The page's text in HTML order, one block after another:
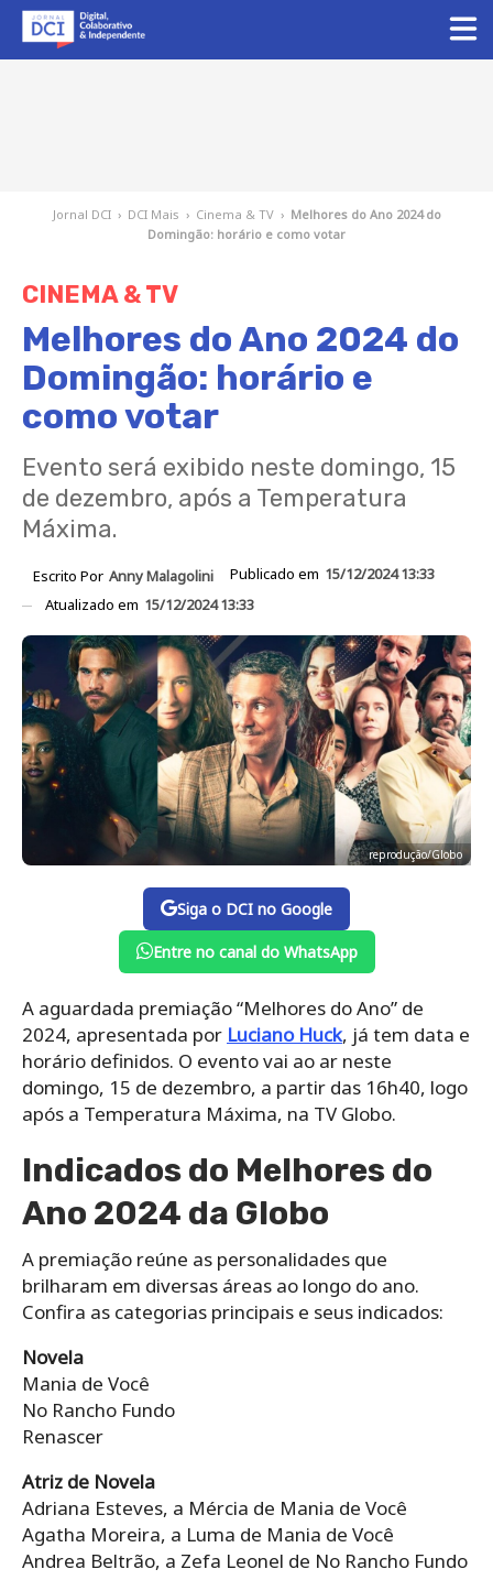
Jornal DCI › DCI Mais › Cinema & TV › Melhores do Ano 2024 do
Domingão: horário e como votar
CINEMA & TV
Melhores do Ano 2024 do
Domingão: horário e
como votar
Evento será exibido neste domingo, 15
de dezembro, após a Temperatura
Máxima.
Escrito Por Anny Malagolini Publicado em 15/12/2024 13:33
Atualizado em 15/12/2024 13:33
reprodução/Globo
Siga o DCI no Google
Entre no canal do WhatsApp
A aguardada premiação “Melhores do Ano” de
2024, apresentada por Luciano Huck, já tem data e
horário definidos. O evento vai ao ar neste
domingo, 15 de dezembro, a partir das 16h40, logo
após a Temperatura Máxima, na TV Globo.
Indicados do Melhores do
Ano 2024 da Globo
A premiação reúne as personalidades que
brilharam em diversas áreas ao longo do ano.
Confira as categorias principais e seus indicados:
Novela
Mania de Você
No Rancho Fundo
Renascer
Atriz de Novela
Adriana Esteves, a Mércia de Mania de Você
Agatha Moreira, a Luma de Mania de Você
Andrea Beltrão, a Zefa Leonel de No Rancho Fundo